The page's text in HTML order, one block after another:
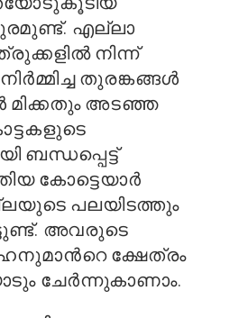
എല്ലാ
നിന്ന്
തുരങ്കങ്ങള്‍
മിക്കതും അടഞ്ഞ
ബന്ധപ്പെട്ട്
കോട്ടെയാര്‍
പലയിടത്തും
അവരുടെ
ക്ഷേത്രം
ചേര്‍ന്നുകാണാം.